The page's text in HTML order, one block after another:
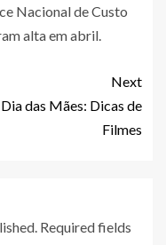
Nacional de Custo
alta em abril.
Next
Dia das Mães: Dicas de
Filmes
Required fields